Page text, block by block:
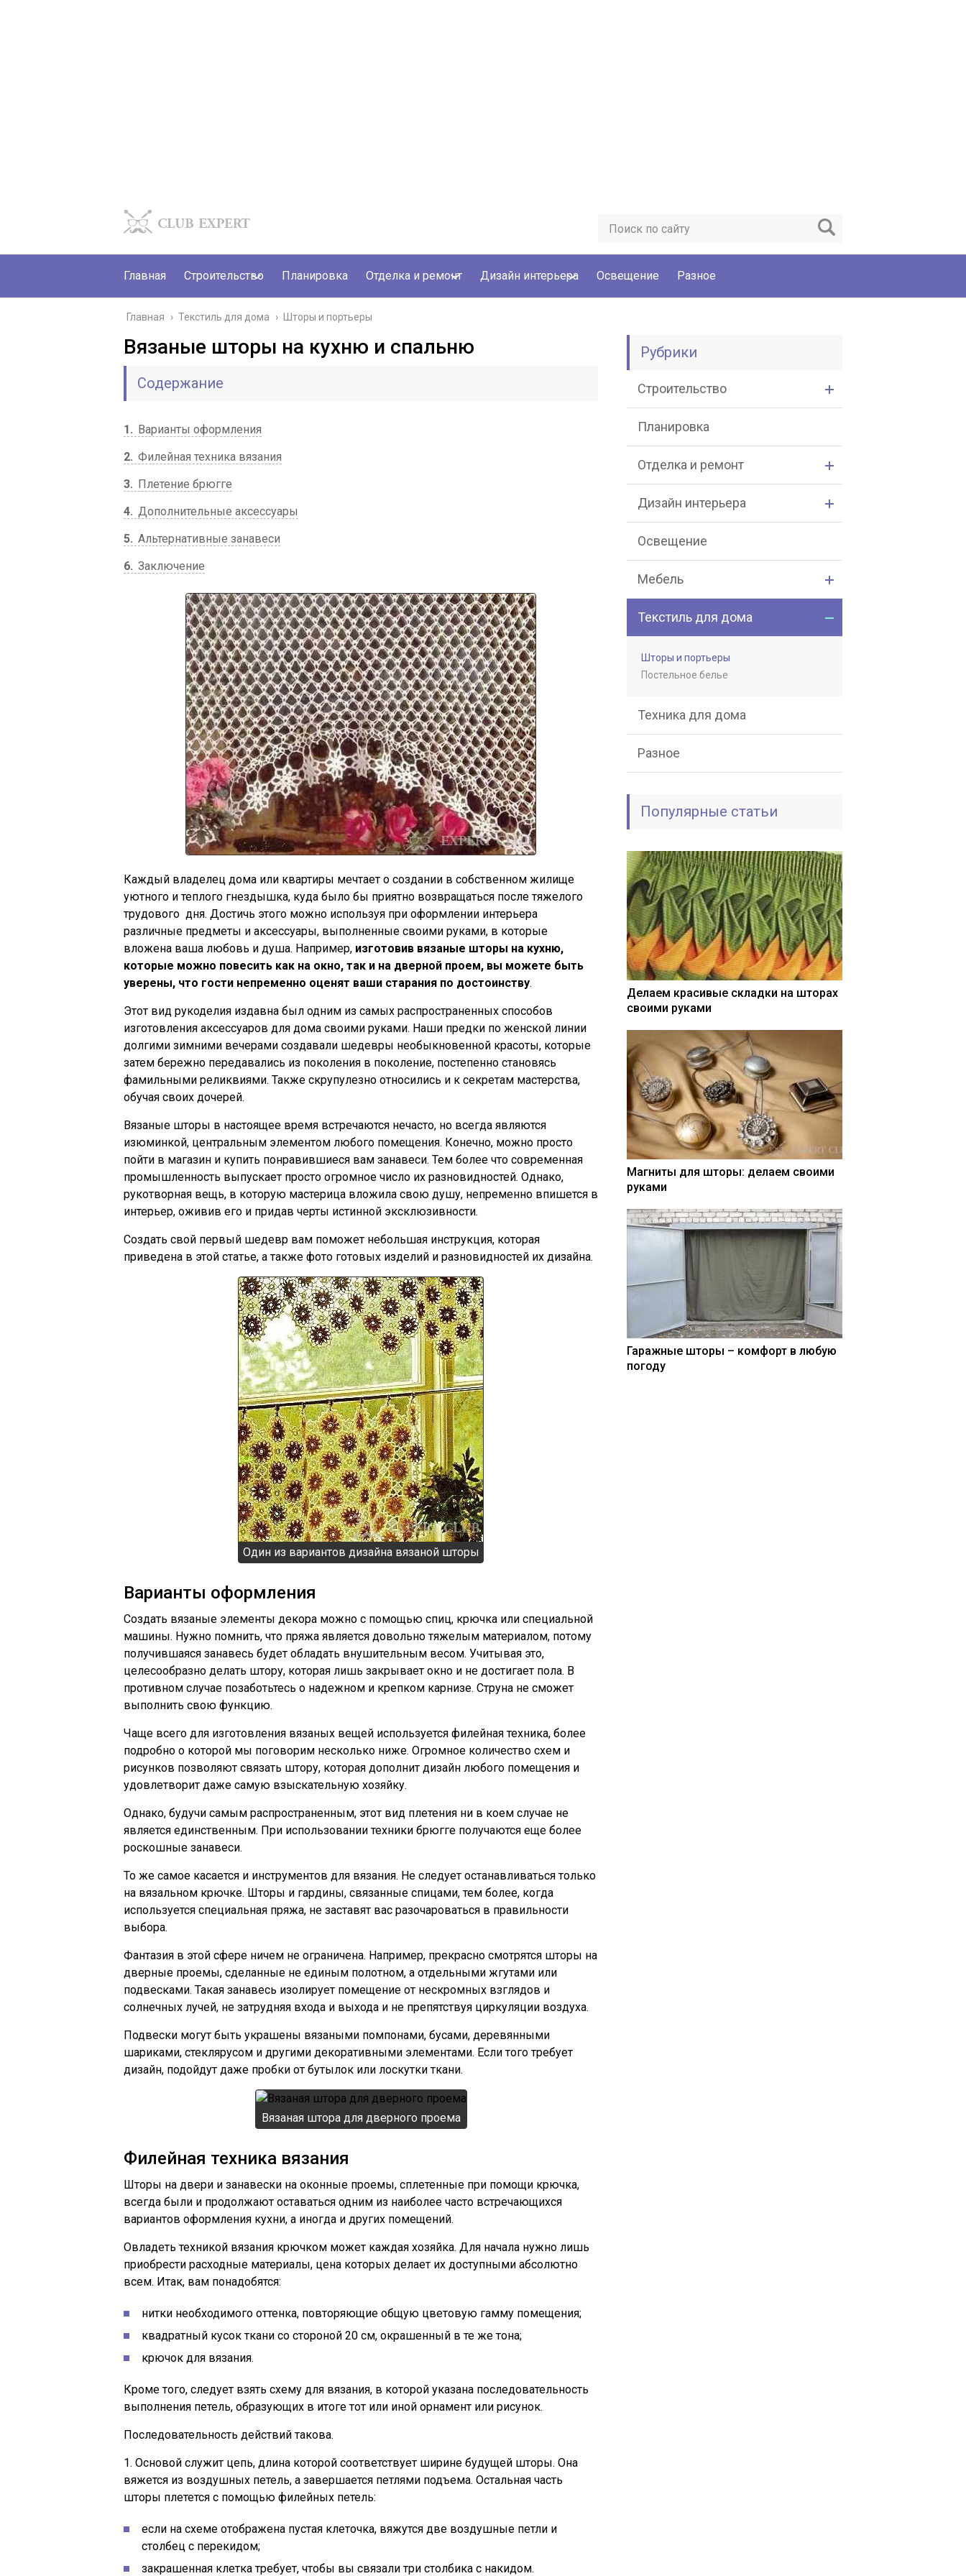
Главная Строительство Планировка Отделка и ремонт Дизайн интерьера Освещение Разное
Главная › Текстиль для дома › Шторы и портьеры
Вязаные шторы на кухню и спальню
Содержание
1
Варианты оформления
2 Филейная техника вязания
3
Плетение брюгге
4 Дополнительные аксессуары
5 Альтернативные занавеси
6 Заключение
Каждый владелец дома или квартиры мечтает о создании в собственном жилище
уютного и теплого гнездышка, куда было бы приятно возвращаться после тяжелого
трудового дня. Достичь этого можно используя при оформлении интерьера
различные предметы и аксессуары, выполненные своими руками, в которые
вложена ваша любовь и душа. Например, изготовив вязаные шторы на кухню,
которые можно повесить как на окно, так и на дверной проем, вы можете быть
уверены, что гости непременно оценят ваши старания по достоинству.
Этот вид рукоделия издавна был одним из самых распространенных способов
изготовления аксессуаров для дома своими руками. Наши предки по женской линии
долгими зимними вечерами создавали шедевры необыкновенной красоты, которые
затем бережно передавались из поколения в поколение, постепенно становясь
фамильными реликвиями. Также скрупулезно относились и к секретам мастерства,
обучая своих дочерей.
Вязаные шторы в настоящее время встречаются нечасто, но всегда являются
изюминкой, центральным элементом любого помещения. Конечно, можно просто
пойти в магазин и купить понравившиеся вам занавеси. Тем более что современная
промышленность выпускает просто огромное число их разновидностей. Однако,
рукотворная вещь, в которую мастерица вложила свою душу, непременно впишется в
интерьер, оживив его и придав черты истинной эксклюзивности.
Создать свой первый шедевр вам поможет небольшая инструкция, которая
приведена в этой статье, а также фото готовых изделий и разновидностей их дизайна.
Один из вариантов дизайна вязаной шторы
Варианты оформления
Создать вязаные элементы декора можно с помощью спиц, крючка или специальной
машины. Нужно помнить, что пряжа является довольно тяжелым материалом, потому
получившаяся занавесь будет обладать внушительным весом. Учитывая это,
целесообразно делать штору, которая лишь закрывает окно и не достигает пола. В
противном случае позаботьтесь о надежном и крепком карнизе. Струна не сможет
выполнить свою функцию.
Чаще всего для изготовления вязаных вещей используется филейная техника, более
подробно о которой мы поговорим несколько ниже. Огромное количество схем и
рисунков позволяют связать штору, которая дополнит дизайн любого помещения и
удовлетворит даже самую взыскательную хозяйку.
Однако, будучи самым распространенным, этот вид плетения ни в коем случае не
является единственным. При использовании техники брюгге получаются еще более
роскошные занавеси.
То же самое касается и инструментов для вязания. Не следует останавливаться только
на вязальном крючке. Шторы и гардины, связанные спицами, тем более, когда
используется специальная пряжа, не заставят вас разочароваться в правильности
выбора.
Фантазия в этой сфере ничем не ограничена. Например, прекрасно смотрятся шторы на
дверные проемы, сделанные не единым полотном, а отдельными жгутами или
подвесками. Такая занавесь изолирует помещение от нескромных взглядов и
солнечных лучей, не затрудняя входа и выхода и не препятствуя циркуляции воздуха.
Подвески могут быть украшены вязаными помпонами, бусами, деревянными
шариками, стеклярусом и другими декоративными элементами. Если того требует
дизайн, подойдут даже пробки от бутылок или лоскутки ткани.
Вязаная штора для дверного проема
Филейная техника вязания
Шторы на двери и занавески на оконные проемы, сплетенные при помощи крючка,
всегда были и продолжают оставаться одним из наиболее часто встречающихся
вариантов оформления кухни, а иногда и других помещений.
Овладеть техникой вязания крючком может каждая хозяйка. Для начала нужно лишь
приобрести расходные материалы, цена которых делает их доступными абсолютно
всем. Итак, вам понадобятся:
нитки необходимого оттенка, повторяющие общую цветовую гамму помещения;
квадратный кусок ткани со стороной 20 см, окрашенный в те же тона;
крючок для вязания.
Кроме того, следует взять схему для вязания, в которой указана последовательность
выполнения петель, образующих в итоге тот или иной орнамент или рисунок.
Последовательность действий такова.
1. Основой служит цепь, длина которой соответствует ширине будущей шторы. Она
вяжется из воздушных петель, а завершается петлями подъема. Остальная часть
шторы плетется с помощью филейных петель:
если на схеме отображена пустая клеточка, вяжутся две воздушные петли и
столбец с перекидом;
закрашенная клетка требует, чтобы вы связали три столбика с накидом.
Рубрики
Строительство
Планировка
Отделка и ремонт
Дизайн интерьера
Освещение
Мебель
Текстиль для дома
Шторы и портьеры
Постельное белье
Техника для дома
Разное
Популярные статьи
Делаем красивые складки на шторах
своими руками
Магниты для шторы: делаем своими
руками
Гаражные шторы – комфорт в любую
погоду